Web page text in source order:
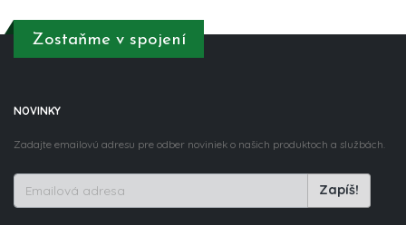
Zostaňme v spojení
NOVINKY
Zadajte emailovú adresu pre odber noviniek o našich produktoch a službách.
Zapíš!